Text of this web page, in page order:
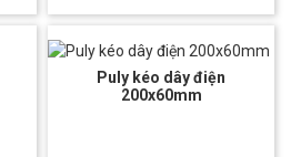
Puly kéo dây điện
200x60mm